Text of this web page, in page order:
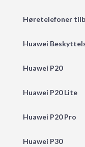
Høretelefoner
Huawei
Huawei P20
Huawei P20 Lite
Huawei P20 Pro
Huawei P30